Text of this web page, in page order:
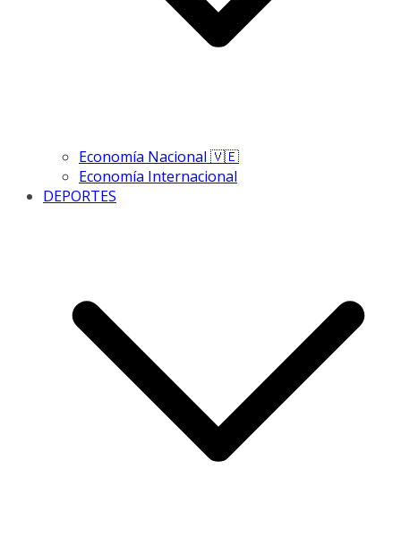
Economía Nacional 🇻🇪
Economía Internacional
DEPORTES